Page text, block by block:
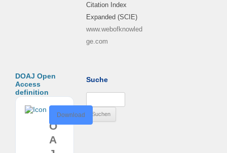
Citation Index
Expanded (SCIE)
www.webofknowled
ge.com
DOAJ Open
Access
definition
O
A
Download
Suche
nach: